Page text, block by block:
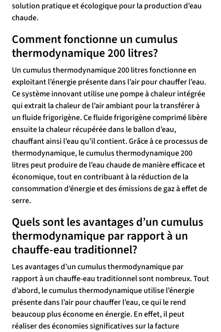
solution pratique et écologique pour la production d’eau
chaude.
Comment fonctionne un cumulus
thermodynamique 200 litres?
Un cumulus thermodynamique 200 litres fonctionne en
exploitant l’énergie présente dans l’air pour chauffer l’eau.
Ce système innovant utilise une pompe à chaleur intégrée
qui extrait la chaleur de l’air ambiant pour la transférer à
un fluide frigorigène. Ce fluide frigorigène comprimé libère
ensuite la chaleur récupérée dans le ballon d’eau,
chauffant ainsi l’eau qu’il contient. Grâce à ce processus de
thermodynamique, le cumulus thermodynamique 200
litres peut produire de l’eau chaude de manière efficace et
économique, tout en contribuant à la réduction de la
consommation d’énergie et des émissions de gaz à effet de
serre.
Quels sont les avantages d’un cumulus
thermodynamique par rapport à un
chauffe-eau traditionnel?
Les avantages d’un cumulus thermodynamique par
rapport à un chauffe-eau traditionnel sont nombreux. Tout
d’abord, le cumulus thermodynamique utilise l’énergie
présente dans l’air pour chauffer l’eau, ce qui le rend
beaucoup plus économe en énergie. En effet, il peut
réaliser des économies significatives sur la facture